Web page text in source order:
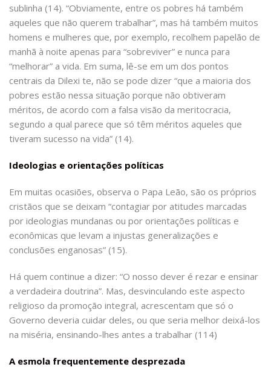
sublinha (14). “Obviamente, entre os pobres há também
aqueles que não querem trabalhar”, mas há também muitos
homens e mulheres que, por exemplo, recolhem papelão de
manhã à noite apenas para “sobreviver” e nunca para
“melhorar” a vida. Em suma, lê-se em um dos pontos
centrais da Dilexi te, não se pode dizer “que a maioria dos
pobres estão nessa situação porque não obtiveram
méritos, de acordo com a falsa visão da meritocracia,
segundo a qual parece que só têm méritos aqueles que
tiveram sucesso na vida” (14).
Ideologias e orientações políticas
Em muitas ocasiões, observa o Papa Leão, são os próprios
cristãos que se deixam “contagiar por atitudes marcadas
por ideologias mundanas ou por orientações políticas e
econômicas que levam a injustas generalizações e
conclusões enganosas” (15).
Há quem continue a dizer: “O nosso dever é rezar e ensinar
a verdadeira doutrina”. Mas, desvinculando este aspecto
religioso da promoção integral, acrescentam que só o
Governo deveria cuidar deles, ou que seria melhor deixá-los
na miséria, ensinando-lhes antes a trabalhar (114)
A esmola frequentemente desprezada